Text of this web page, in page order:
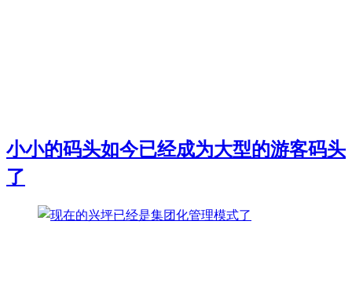
小小的码头如今已经成为大型的游客码头
了